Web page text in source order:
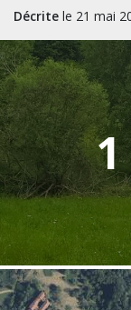
Décrite le 21 mai
1